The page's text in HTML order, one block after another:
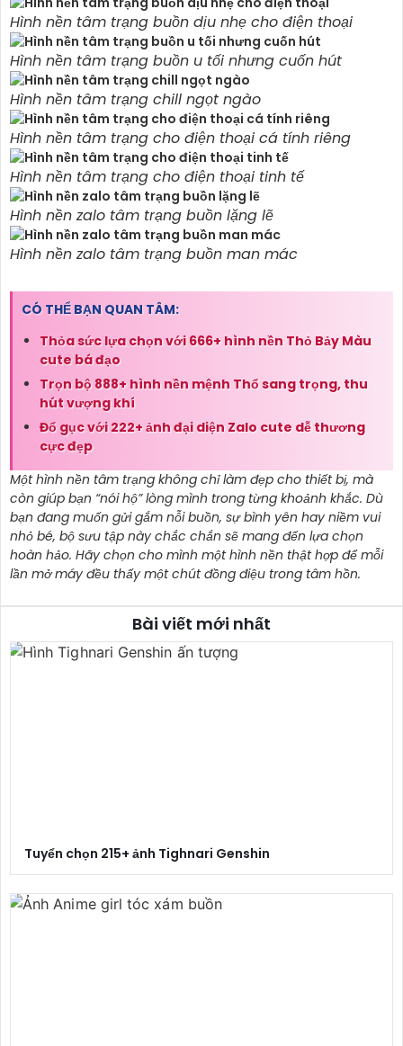
Hình nền tâm trạng buồn dịu nhẹ cho điện thoại
Hình nền tâm trạng buồn u tối nhưng cuốn hút
Hình nền tâm trạng chill ngọt ngào
Hình nền tâm trạng cho điện thoại cá tính riêng
Hình nền tâm trạng cho điện thoại tinh tế
Hình nền zalo tâm trạng buồn lặng lẽ
Hình nền zalo tâm trạng buồn man mác
CÓ THỂ BẠN QUAN TÂM:
Thỏa sức lựa chọn với 666+ hình nền Thỏ Bảy Màu
cute bá đạo
Trọn bộ 888+ hình nền mệnh Thổ sang trọng, thu
hút vượng khí
Đổ gục với 222+ ảnh đại diện Zalo cute dễ thương
cực đẹp
Một hình nền tâm trạng không chỉ làm đẹp cho thiết bị, mà
còn giúp bạn “nói hộ” lòng mình trong từng khoảnh khắc. Dù
bạn đang muốn gửi gắm nỗi buồn, sự bình yên hay niềm vui
nhỏ bé, bộ sưu tập này chắc chắn sẽ mang đến lựa chọn
hoàn hảo. Hãy chọn cho mình một hình nền thật hợp để mỗi
lần mở máy đều thấy một chút đồng điệu trong tâm hồn.
Bài viết mới nhất
Tuyển chọn 215+ ảnh Tighnari Genshin